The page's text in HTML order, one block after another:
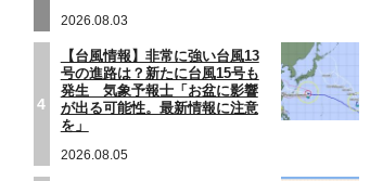
2026.08.03
4
【台風情報】非常に強い台風13
号の進路は？新たに台風15号も
発生 気象予報士「お盆に影響
が出る可能性。最新情報に注意
を」
2026.08.05